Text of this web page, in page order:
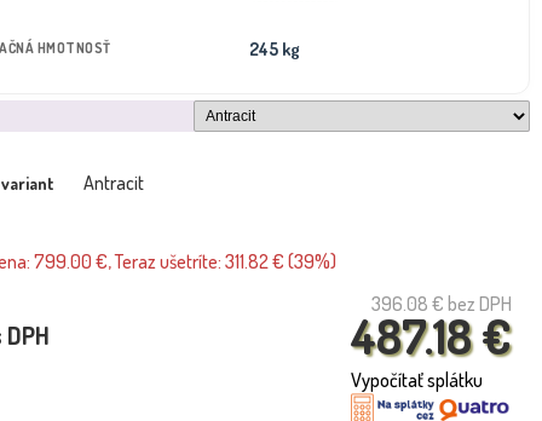
HMOTNOSŤ 245 kg
Antracit
799.00 €, Teraz ušetríte: 311.82 € (39%)
396.08 € bez DPH
487.18 €
DPH
Vypočítať splátku